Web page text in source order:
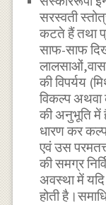
सरस्वती
कटते हैं तथा
साफ-साफ
की विपर्यय
विकल्प अथवा
की अनुभूति में
धारण कर
एवं उस
की समग्र
अवस्था में
होती